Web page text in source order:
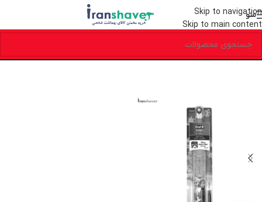
Skip to navigation
Skip to main content
منو